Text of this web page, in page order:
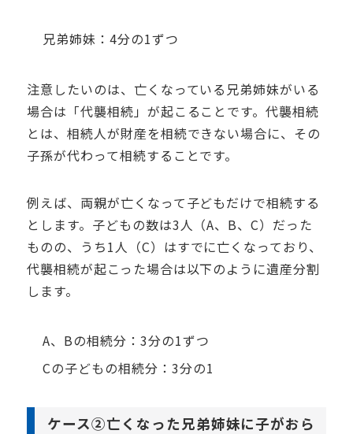
兄弟姉妹： 4分の1ずつ
注意したいのは、亡くなっている兄弟姉妹がいる
場合は「代襲相続」が起こることです。代襲相続
とは、相続人が財産を相続できない場合に、その
子孫が代わって相続することです。
例えば、両親が亡くなって子どもだけで相続する
とします。子どもの数は3人（A、 B、C）だった
ものの、うち1人（C）はすでに亡くなっており、
代襲相続が起こった場合は以下のように遺産分割
します。
A、 Bの相続分： 3分の1ずつ
Cの子どもの相続分： 3分の1
ケース②亡くなった兄弟姉妹に子がおら